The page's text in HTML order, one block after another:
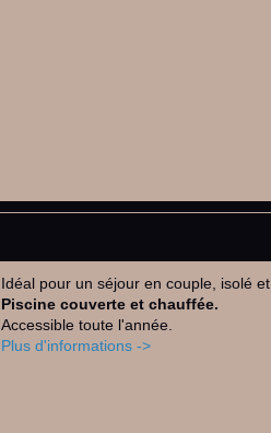
Idéal pour un séjour en couple, isolé
Piscine couverte et chauffée.
Accessible toute l'année.
Plus d'informations ->